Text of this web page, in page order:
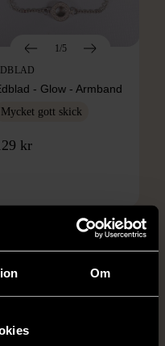
Om
1/5
- Glow - Armband
Mycket gott skick
kr